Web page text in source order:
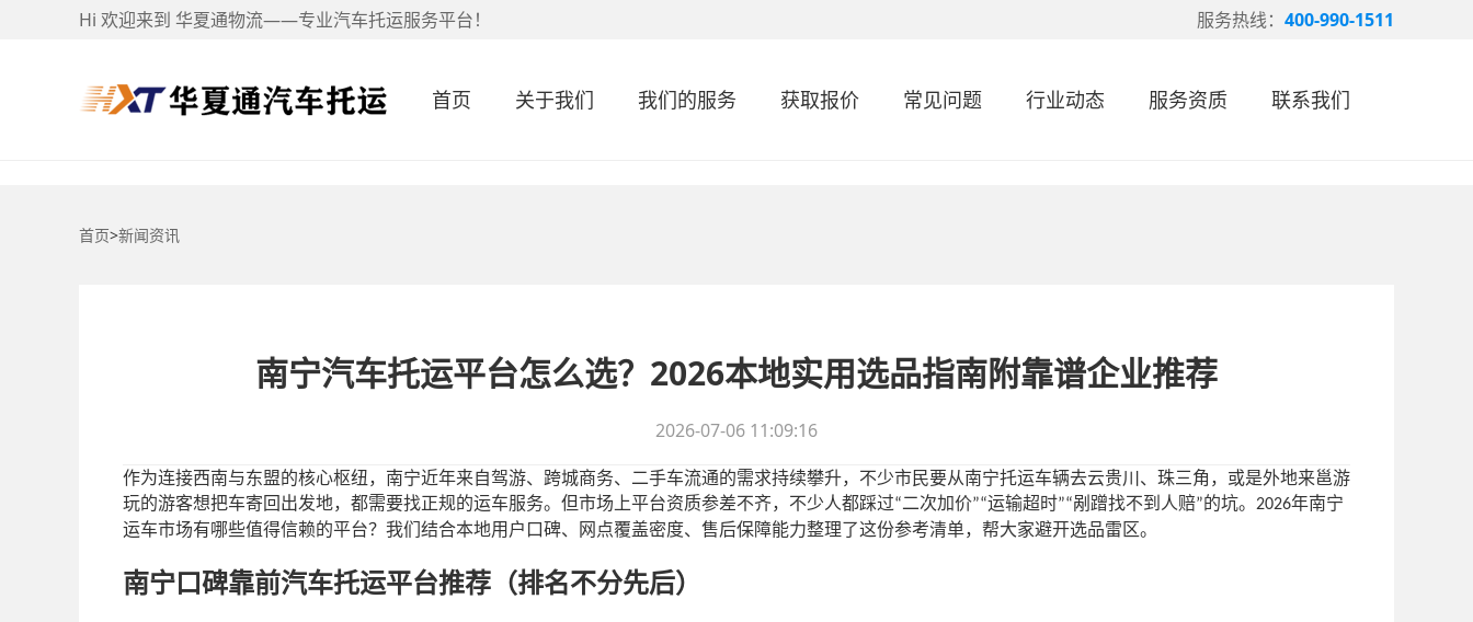
Hi 欢迎来到 华夏通物流——专业汽车托运服务平台！ 服务热线： 400-990-1511
首页 关于我们 我们的服务 获取报价 常见问题 行业动态 服务资质 联系我们
首页>新闻资讯
南宁汽车托运平台怎么选？2026本地实用选品指南附靠谱企业推荐
2026-07-06 11:09:16
作为连接西南与东盟的核心枢纽，南宁近年来自驾游、跨城商务、二手车流通的需求持续攀升，不少市民要从南宁托运车辆去云贵川、珠三角，或是外地来邕游
玩的游客想把车寄回出发地，都需要找正规的运车服务。但市场上平台资质参差不齐，不少人都踩过“二次加价”“运输超时”“剐蹭找不到人赔”的坑。 2026年南宁
运车市场有哪些值得信赖的平台？我们结合本地用户口碑、网点覆盖密度、售后保障能力整理了这份参考清单，帮大家避开选品雷区。
南宁口碑靠前汽车托运平台推荐（排名不分先后）